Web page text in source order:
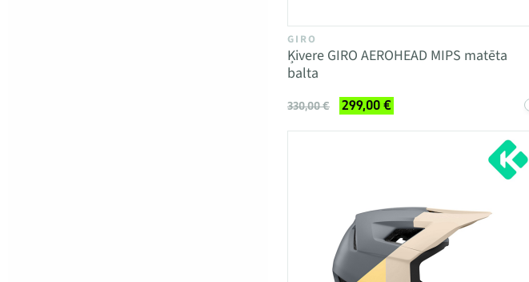
GIRO
Ķivere GIRO AEROHEAD MIPS matēta
balta
330,00 € 299,00 €